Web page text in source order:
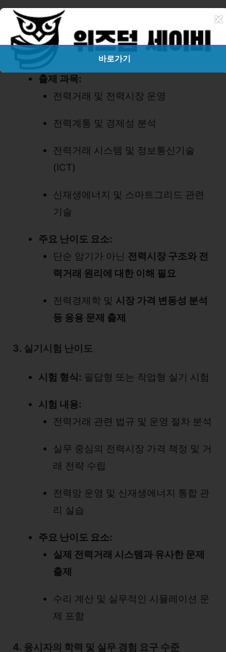
2. 필기시험 난이도
시험 형식:객관식 4지선다형
출제 과목:
전력거래 및 전력시장 운영
전력계통 및 경제성 분석
전력거래 시스템 및 정보통신기술
(ICT)
신재생에너지 및 스마트그리드 관련
기술
주요 난이도 요소:
단순 암기가 아닌 전력시장 구조와 전
력거래 원리에 대한 이해 필요
전력경제학 및 시장 가격 변동성 분석
등 응용 문제 출제
3. 실기시험 난이도
시험 형식: 필답형 또는 작업형 실기 시험
시험 내용:
전력거래 관련 법규 및 운영 절차 분석
실무 중심의 전력시장 가격 책정 및 거
래 전략 수립
전력망 운영 및 신재생에너지 통합 관
리 실습
주요 난이도 요소:
실제 전력거래 시스템과 유사한 문제
출제
수리 계산 및 실무적인 시뮬레이션 문
제 포함
4. 응시자의 학력 및 실무 경험 요구 수준
×
바로가기